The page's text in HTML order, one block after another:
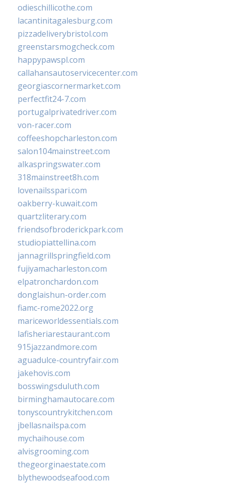
odieschillicothe.com
lacantinitagalesburg.com
pizzadeliverybristol.com
greenstarsmogcheck.com
happypawspl.com
callahansautoservicecenter.com
georgiascornermarket.com
perfectfit24-7.com
portugalprivatedriver.com
von-racer.com
coffeeshopcharleston.com
salon104mainstreet.com
alkaspringswater.com
318mainstreet8h.com
lovenailsspari.com
oakberry-kuwait.com
quartzliterary.com
friendsofbroderickpark.com
studiopiattellina.com
jannagrillspringfield.com
fujiyamacharleston.com
elpatronchardon.com
donglaishun-order.com
fiamc-rome2022.org
mariceworldessentials.com
lafisheriarestaurant.com
915jazzandmore.com
aguadulce-countryfair.com
jakehovis.com
bosswingsduluth.com
birminghamautocare.com
tonyscountrykitchen.com
jbellasnailspa.com
mychaihouse.com
alvisgrooming.com
thegeorginaestate.com
blythewoodseafood.com